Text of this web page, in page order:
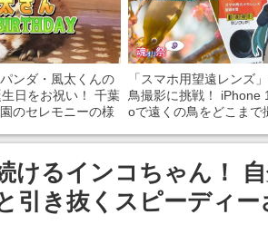
ンダ・風太くんの
日をお祝い！ 千葉
のセレモニーの様
「スマホ用望遠レンズ
鳥撮影に挑戦！ iPhone
oで遠くの鳥をどこまで
けるインコちゃん！
引き抜くスピーディー